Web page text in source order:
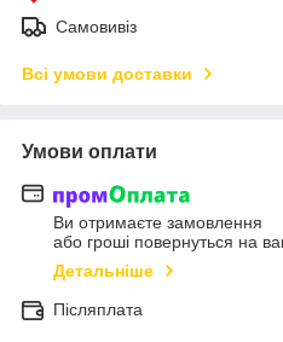
Самовивіз
Всі умови доставки
Умови оплати
Ви отримаєте замовлення
або гроші повернуться на
Детальніше
Післяплата